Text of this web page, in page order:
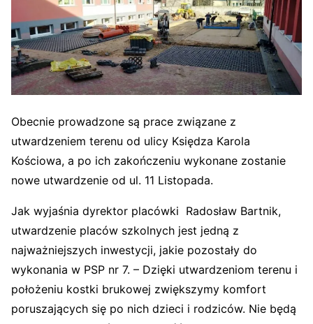
Obecnie prowadzone są prace związane z
utwardzeniem terenu od ulicy Księdza Karola
Kościowa, a po ich zakończeniu wykonane zostanie
nowe utwardzenie od ul. 11 Listopada.
Jak wyjaśnia dyrektor placówki Radosław Bartnik,
utwardzenie placów szkolnych jest jedną z
najważniejszych inwestycji, jakie pozostały do
wykonania w PSP nr 7. – Dzięki utwardzeniom terenu i
położeniu kostki brukowej zwiększymy komfort
poruszających się po nich dzieci i rodziców. Nie będą